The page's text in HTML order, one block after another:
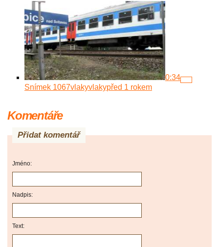
0:34
Snímek 1067vlakyvlakypřed 1 rokem
Komentáře
Přidat komentář
Jméno:
Nadpis:
Text: